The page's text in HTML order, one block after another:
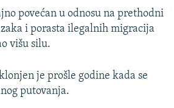
povećan u odnosu na prethodni
i porasta ilegalnih migracija
višu silu.
je prošle godine kada se
putovanja.